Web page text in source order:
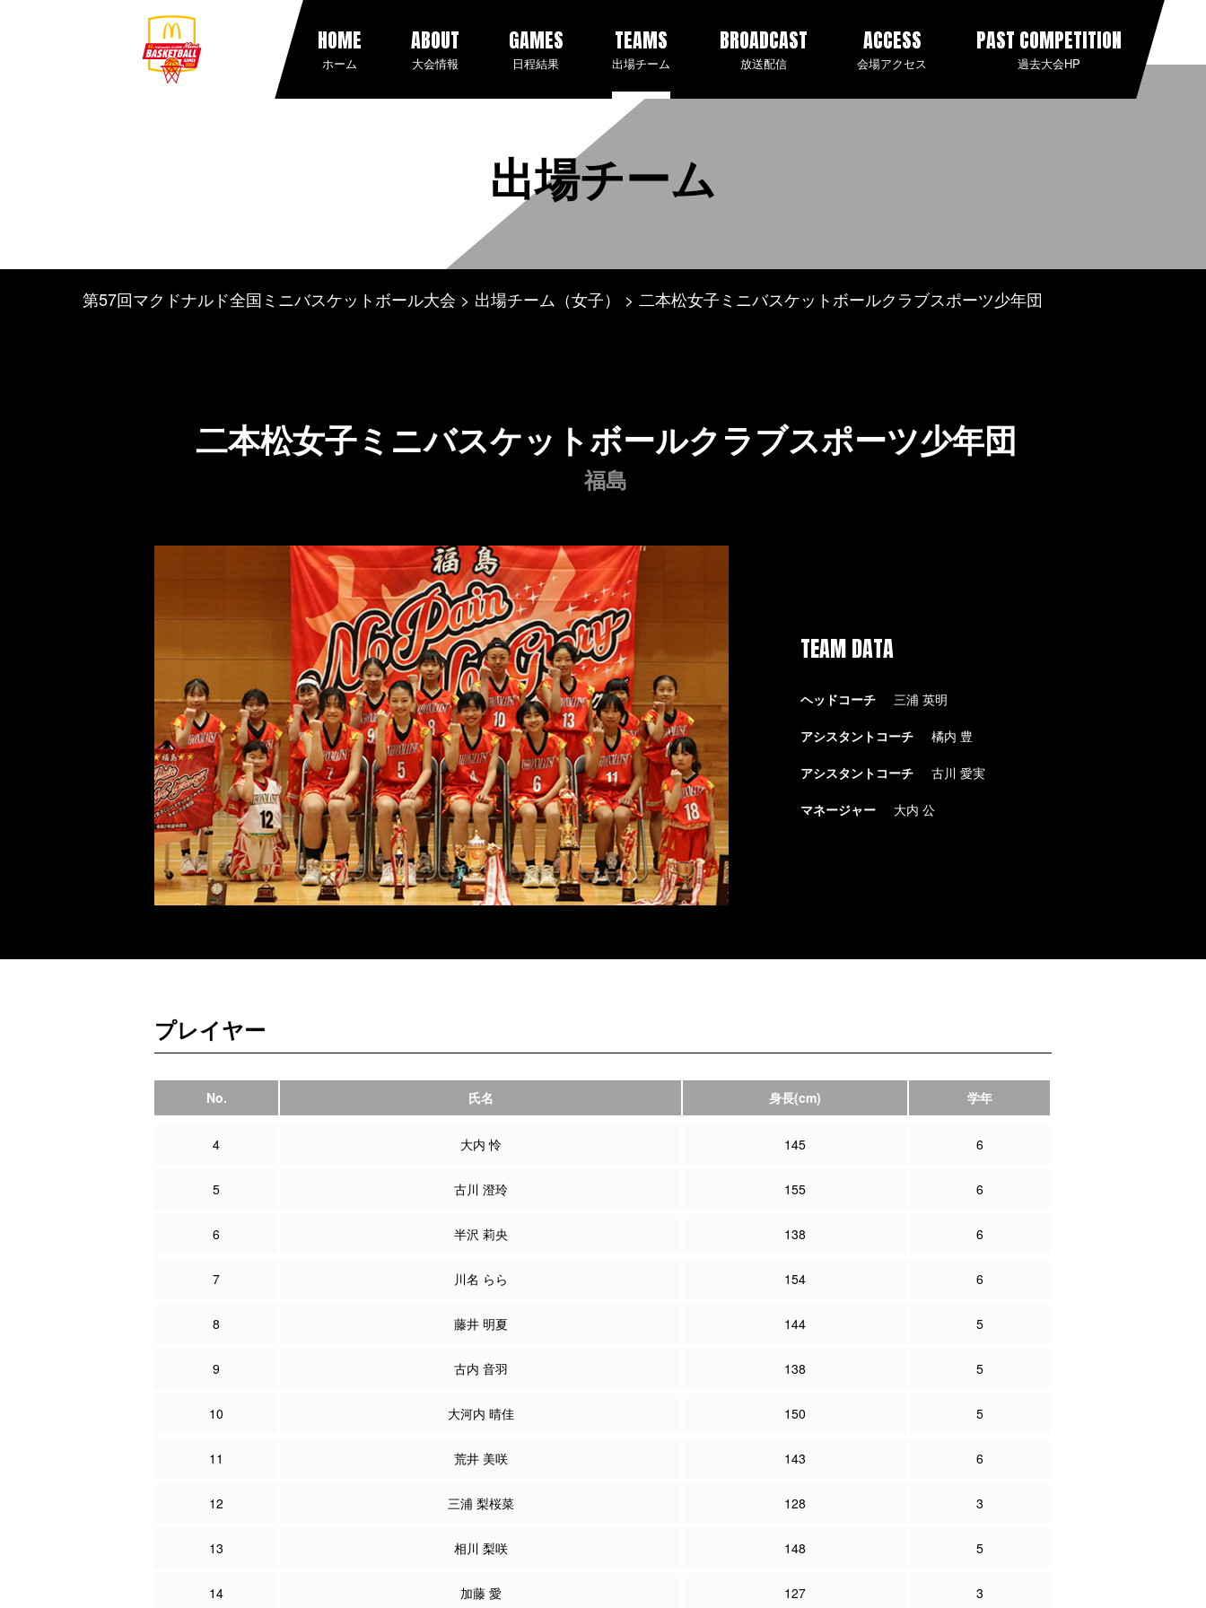
HOME
ホーム
ABOUT
大会情報
GAMES
日程結果
TEAMS
出場チーム
BROADCAST
放送配信
ACCESS
会場アクセス
PAST COMPETITION
過去大会HP
出場チーム
第57回マクドナルド全国ミニバスケットボール大会 出場チーム（女子） 二本松女子ミニバスケットボールクラブスポーツ少年団
二本松女子ミニバスケットボールクラブスポーツ少年団
福島
TEAM DATA
ヘッドコーチ 三浦 英明
アシスタントコーチ 橘内 豊
アシスタントコーチ 古川 愛実
マネージャー 大内 公
プレイヤー
No. 氏名 身長(cm) 学年
4 大内 怜 145 6
5 古川 澄玲 155 6
6 半沢 莉央 138 6
7 川名 らら 154 6
8 藤井 明夏 144 5
9 古内 音羽 138 5
10 大河内 晴佳 150 5
11 荒井 美咲 143 6
12 三浦 梨桜菜 128 3
13 相川 梨咲 148 5
14 加藤 愛 127 3